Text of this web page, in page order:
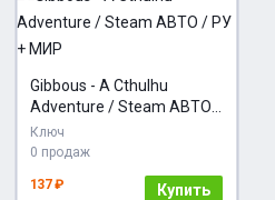
Gibbous - A Cthulhu
Adventure / Steam АВТО /
РУ + МИР
Ключ
0 продаж
137 ₽ Купить